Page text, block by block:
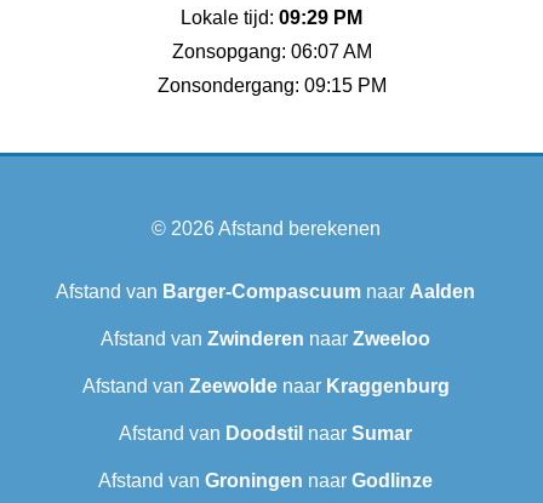
Lokale tijd: 09:29 PM
Zonsopgang: 06:07 AM
Zonsondergang: 09:15 PM
© 2026Afstand berekenen
Afstand van Barger-Compascuum naar Aalden
Afstand van Zwinderen naar Zweeloo
Afstand van Zeewoldenaar Kraggenburg
Afstand van Doodstil naar Sumar
Afstand van Groningen naar Godlinze